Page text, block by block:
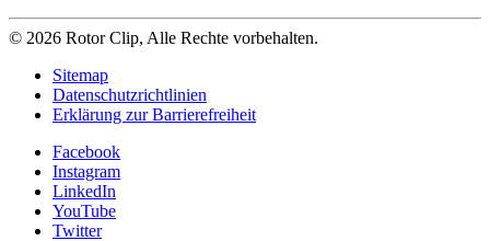
© 2026 Rotor Clip, Alle Rechte vorbehalten.
Sitemap
Datenschutzrichtlinien
Erklärung zur Barrierefreiheit
Facebook
Instagram
LinkedIn
YouTube
Twitter